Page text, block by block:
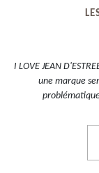
I LOVE JEAN
une marque